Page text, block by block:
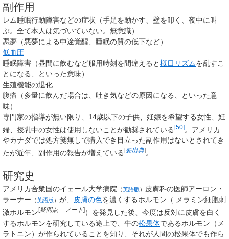
副作用
レム睡眠行動障害などの症状（手足を動かす、壁を叩く、夜中に叫
ぶ。全て本人は気づいていない。無意識）
悪夢（悪夢による中途覚醒、睡眠の質の低下など）
低血圧
睡眠障害（昼間に飲むなど服用時刻を間違えると概日リズムを乱すこ
とになる、といった意味）
生殖機能の退化
腹痛（多量に飲んだ場合は、吐き気などの原因になる、といった意
味）
専門家の指導が無い限り、14歳以下の子供、妊娠を希望する女性、妊
婦、授乳中の女性は使用しないことが勧奨されている[50]
。アメリカ
やカナダでは処方箋無しで購入でき目立った副作用はないとされてき
たが近年、副作用の報告が増えている [要出典] 。
研究史
アメリカ合衆国のイェール大学病院 （英語版 ） 皮膚科の医師アーロン・
ラーナー （英語版 ） が、 皮膚の色を濃くするホルモン（ メラミン細胞刺
激ホルモン [疑問点– ノート] ）を発見した後、今度は反対に皮膚を白く
するホルモンを研究している途上で、牛の松果体であるホルモン（メ
ラトニン）が作られていることを知り、それが人間の松果体でも作ら